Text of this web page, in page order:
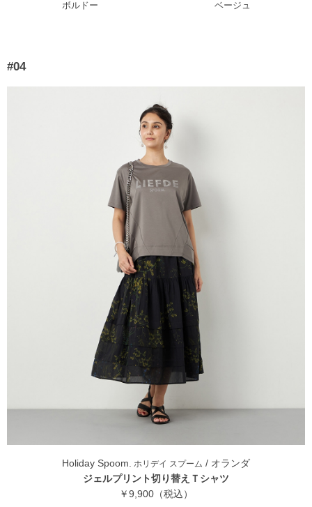
ボルドー ベージュ
#04
Holiday Spoom. ホリデイ スプーム / オランダ
ジェルプリント切り替えＴシャツ
￥9,900（税込）